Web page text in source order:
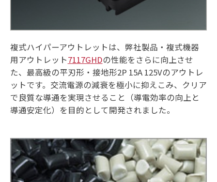
複式ハイパーアウトレットは、弊社製品・複式機器
用アウトレット7117GHDの性能をさらに向上させ
た、最高級の平刃形・接地形2P 15A 125Vのアウトレ
ットです。交流電源の減衰を極小に抑えこみ、クリア
で良質な導通を実現させること（導電効率の向上と
導通安定化）を目的として開発されました。